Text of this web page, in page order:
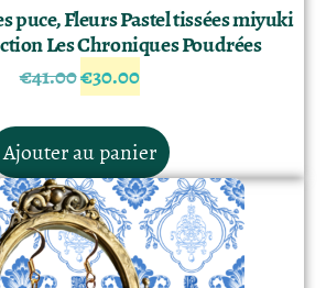
puce, Fleurs Pastel tissées miyuki
Les Chroniques Poudrées
€41.00€30.00
Ajouter au panier